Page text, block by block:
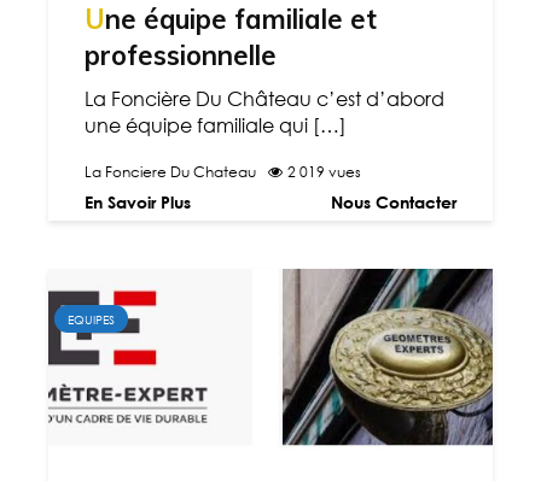
Une équipe familiale et
professionnelle
La Foncière Du Château c’est d’abord
une équipe familiale qui […]
La Fonciere Du Chateau 2 019 vues
En Savoir Plus Nous Contacter
EQUIPES